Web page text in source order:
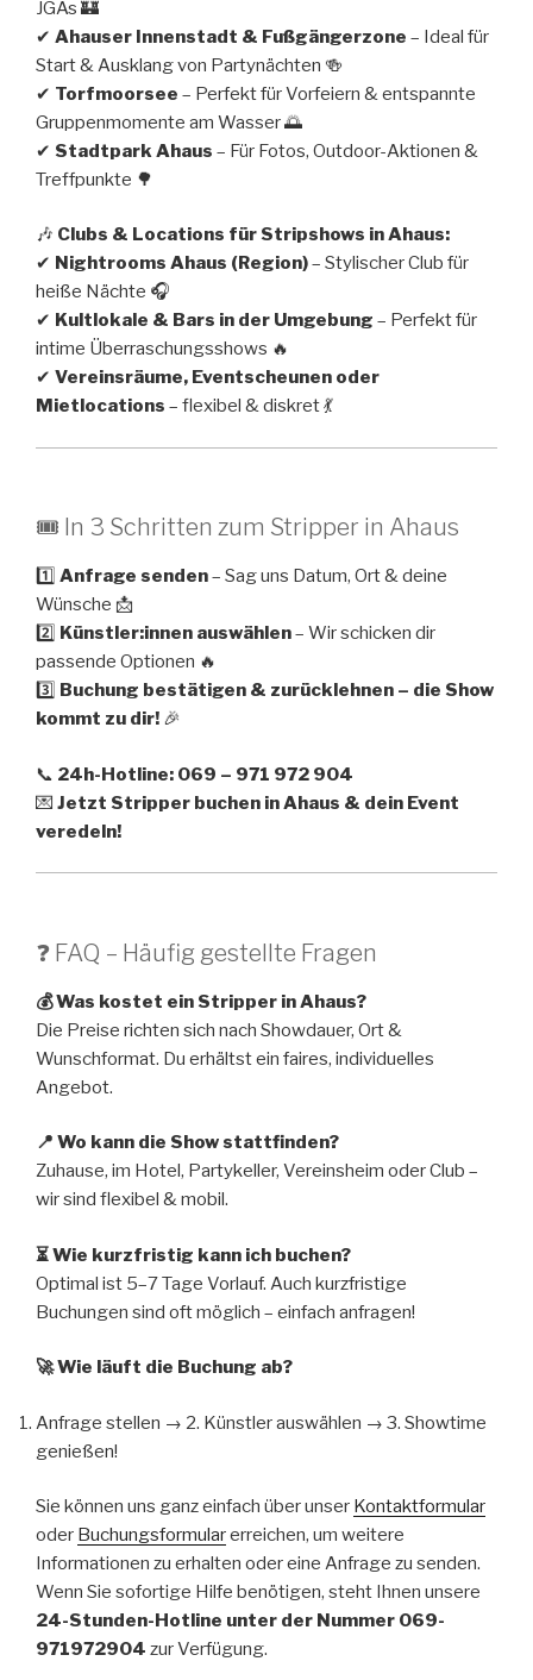
JGAs 🏰
✔ Ahauser Innenstadt & Fußgängerzone – Ideal für
Start & Ausklang von Partynächten 🍻
✔ Torfmoorsee – Perfekt für Vorfeiern & entspannte
Gruppenmomente am Wasser 🌅
✔ Stadtpark Ahaus – Für Fotos, Outdoor-Aktionen &
Treffpunkte 🌳
🎶 Clubs & Locations für Stripshows in Ahaus:
✔ Nightrooms Ahaus (Region)– Stylischer Club für
heiße Nächte 🎧
✔ Kultlokale & Bars in der Umgebung – Perfekt für
intime Überraschungsshows 🔥
✔ Vereinsräume, Eventscheunen oder
Mietlocations – flexibel & diskret 💃
🎟 In 3 Schritten zum Stripper in Ahaus
1️⃣ Anfrage senden– Sag uns Datum, Ort & deine
Wünsche 📩
2️⃣ Künstler:innen auswählen– Wir schicken dir
passende Optionen 🔥
3️⃣ Buchung bestätigen & zurücklehnen – die Show
kommt zu dir! 🎉
📞 24h-Hotline: 069 – 971 972 904
💌 Jetzt Stripper buchen in Ahaus & dein Event
veredeln!
❓ FAQ – Häufig gestellte Fragen
💰 Was kostet ein Stripper in Ahaus?
Die Preise richten sich nach Showdauer, Ort &
Wunschformat. Du erhältst ein faires, individuelles
Angebot.
📍 Wo kann die Show stattfinden?
Zuhause, im Hotel, Partykeller, Vereinsheim oder Club –
wir sind flexibel & mobil.
⏳ Wie kurzfristig kann ich buchen?
Optimal ist 5–7 Tage Vorlauf. Auch kurzfristige
Buchungen sind oft möglich – einfach anfragen!
🚀 Wie läuft die Buchung ab?
Anfrage stellen → 2. Künstler auswählen → 3. Showtime
genießen!
Sie können uns ganz einfach über unser Kontaktformular
oder Buchungsformularerreichen, um weitere
Informationen zu erhalten oder eine Anfrage zu senden.
Wenn Sie sofortige Hilfe benötigen, steht Ihnen unsere
24-Stunden-Hotline unter der Nummer 069-
971972904 zur Verfügung.